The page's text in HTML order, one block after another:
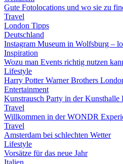
Gute Fotolocations und wo sie zu
Travel
London Tipps
Deutschland
Instagram Museum in Wolfsburg –
Inspiration
Wozu man Events richtig nutzen
Lifestyle
Harry Potter Warner Brothers
Entertainment
Kunstrausch Party in der Kunsthalle
Travel
Willkommen in der WONDR
Travel
Amsterdam bei schlechten Wetter
Lifestyle
Vorsätze für das neue Jahr
Italien